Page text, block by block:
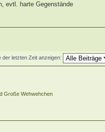
evtl. harte Gegenstände
der letzten Zeit anzeigen:
Große Wehwehchen